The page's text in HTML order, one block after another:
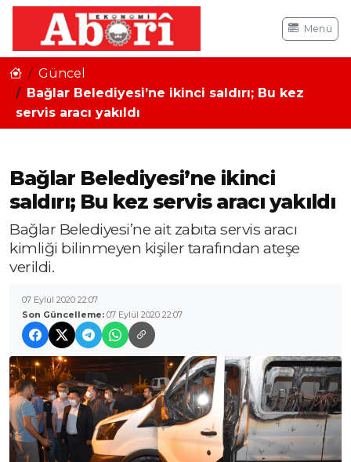
Menü
Güncel
Bağlar Belediyesi’ne ikinci saldırı; Bu kez
servis aracı yakıldı
Bağlar Belediyesi’ne ikinci
saldırı; Bu kez servis aracı yakıldı
Bağlar Belediyesi’ne ait zabıta servis aracı
kimliği bilinmeyen kişiler tarafından ateşe
verildi.
07 Eylül 2020 22:07
Son Güncelleme: 07 Eylül 2020 22:07